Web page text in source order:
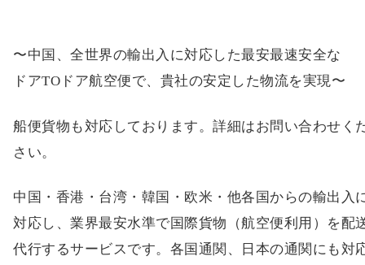
〜中国、全世界の輸出入に対応した最安最速安全な
ドアTOドア航空便で、貴社の安定した物流を実現〜
船便貨物も対応しております。詳細はお問い合わせく
さい。
中国・香港・台湾・韓国・欧米・他各国からの輸出入
対応し、業界最安水準で国際貨物（航空便利用）を配
代行するサービスです。各国通関、日本の通関にも対